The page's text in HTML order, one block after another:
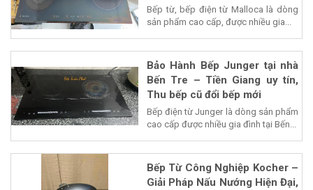
Bếp từ, bếp điện từ Malloca là dòng
sản phẩm cao cấp, được nhiều gia...
Bảo Hành Bếp Junger tại nhà
Bến Tre – Tiền Giang uy tín,
Thu bếp cũ đổi bếp mới
Bếp điện từ Junger là dòng sản phẩm
cao cấp được nhiều gia đình tại Bến...
Bếp Từ Công Nghiệp Kocher –
Giải Pháp Nấu Nướng Hiện Đại,